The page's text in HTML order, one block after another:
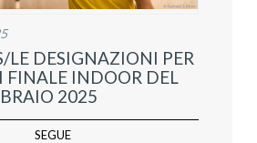
LE DESIGNAZIONI PER
FINALE INDOOR DEL
2025
SEGUE